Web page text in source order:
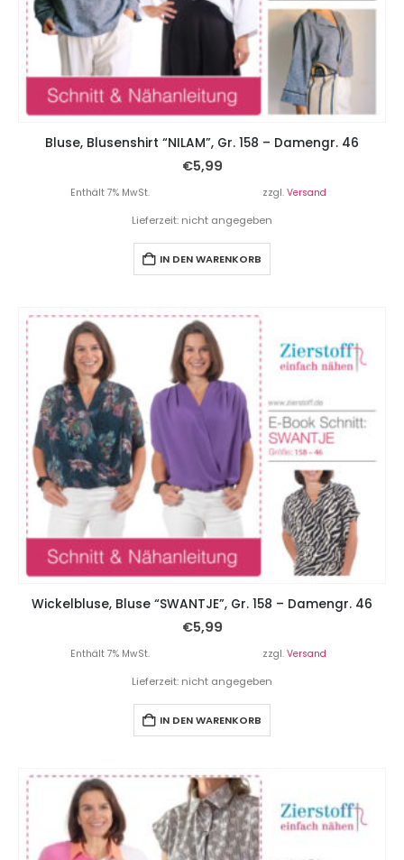
Bluse, Blusenshirt “NILAM”, Gr. 158 – Damengr. 46
€5,99
Enthält 7% MwSt. zzgl. Versand
Lieferzeit: nicht angegeben
IN DEN WARENKORB
Wickelbluse, Bluse “SWANTJE”, Gr. 158 – Damengr. 46
€5,99
Enthält 7% MwSt. zzgl. Versand
Lieferzeit: nicht angegeben
IN DEN WARENKORB